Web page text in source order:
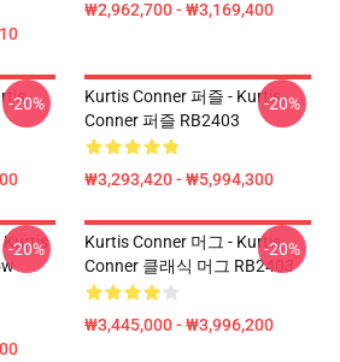
₩2,962,700 - ₩3,169,400
-20%
Kurtis Conner 퍼즐 - Kurtis
Conner 퍼즐 RB2403
₩3,293,420 - ₩5,994,300
-20%
Kurtis
-20%
Kurtis Conner 머그 - Kurtis
Conner 클래식 머그 RB2403
₩3,445,000 - ₩3,996,200
-20%